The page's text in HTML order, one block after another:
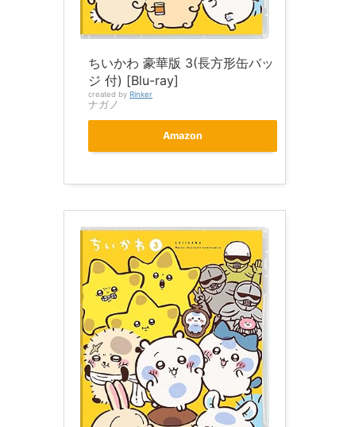
ちいかわ 豪華版 3(長方形缶バッ
ジ 付) [Blu-ray]
created by Rinker
ナガノ
Amazon